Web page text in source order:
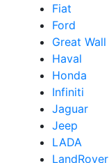
Fiat
Ford
Great Wall
Haval
Honda
Infiniti
Jaguar
Jeep
LADA
LandRover